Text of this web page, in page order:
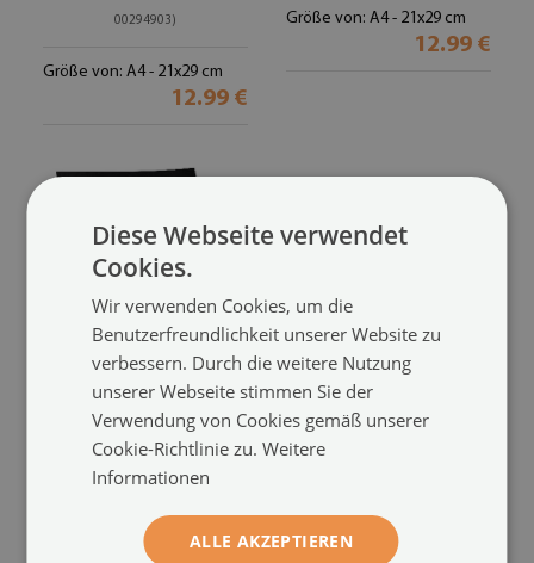
00294903)
Größe von: A4 - 21x29 cm
12.99 €
Größe von: A4 - 21x29 cm
12.99 €
Poster
im Manga-Stil mit schwarzen
Linien und gelben Akzenten
Größe von: A4 - 21x29 cm
Diese Webseite verwendet
Cookies.
Wir verwenden Cookies, um die
Benutzerfreundlichkeit unserer Website zu
verbessern. Durch die weitere Nutzung
unserer Webseite stimmen Sie der
Verwendung von Cookies gemäß unserer
Cookie-Richtlinie zu.Weitere
Informationen
ALLE AKZEPTIEREN